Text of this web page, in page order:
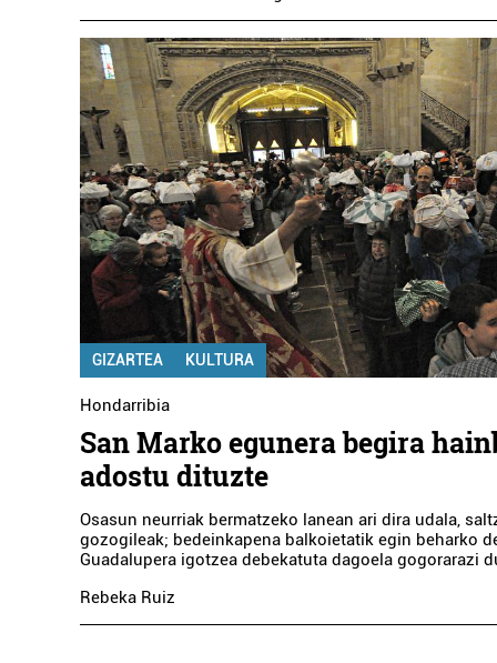
GIZARTEA KULTURA
Hondarribia
San Marko egunera begira
adostu dituzte
Osasun neurriak bermatzeko lanean ari dira udala,
gozogileak; bedeinkapena balkoietatik egin beharko
Guadalupera igotzea debekatuta dagoela gogorarazi
Rebeka Ruiz